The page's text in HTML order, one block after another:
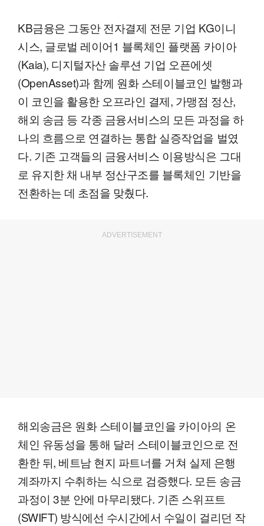
KB금융은 그동안 전자결제 전문 기업 KG이니
시스, 글로벌 레이어1 블록체인 플랫폼 카이아
(Kaia), 디지털자산 솔루션 기업 오픈에셋
(OpenAsset)과 함께 원화 스테이블코인 발행과
이 코인을 활용한 오프라인 결제, 가맹점 정산,
해외 송금 등 각종 금융서비스의 모든 과정을 하
나의 흐름으로 연결하는 통합 실증작업을 벌였
다. 기존 고객들의 금융서비스 이용방식은 그대
로 유지한 채 내부 정산구조를 블록체인 기반을
전환하는 데 초점을 맞췄다.
ADVERTISEMENT
해외송금은 원화 스테이블코인을 카이아의 온
체인 유동성을 통해 달러 스테이블코인으로 전
환한 뒤, 베트남 현지 파트너를 거쳐 실제 은행
계좌까지 수취하는 식으로 검증했다. 모든 송금
과정이 3분 안에 마무리됐다. 기존 스위프트
(SWIFT) 방식에선 수시간에서 수일이 걸리던 작